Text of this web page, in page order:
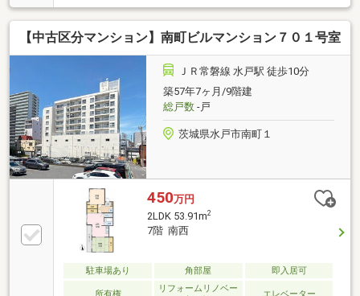
済み！清潔な水周りで、即入居可能です！ 〇収納力良
好！全居室にクローゼットとウォークインクローゼッ
ト完備。 〇バリアフリー設計で安心！快適な住環境が
整っています。 〇システムキッチン＆カウンターキッ
チン付き！お料理が楽しくなります。 〇追焚機能付オ
ートバスで、快適なバスルームを実現。 〇ペット可物
件！大切な家族と一緒に新生活をスタートしましょ
う。
【中古区分マンション】南町ビルマンション７０１号室
ＪＲ常磐線 水戸駅 徒歩10分
築57年7ヶ月/9階建
総戸数-戸
茨城県水戸市南町１
450万円
2LDK 53.91m2
7階 南西
駐車場あり 角部屋 即入居可
リフォームリノベー